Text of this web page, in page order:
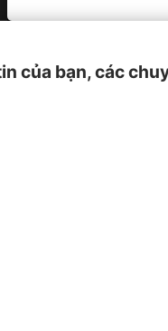
của bạn, các